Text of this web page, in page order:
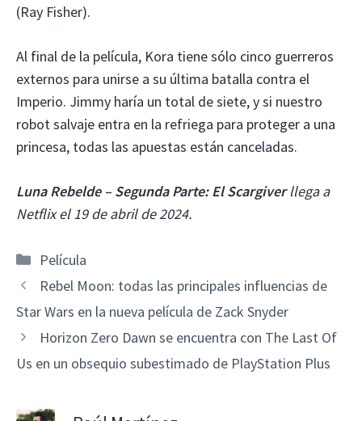
(Ray Fisher).
Al final de la película, Kora tiene sólo cinco guerreros
externos para unirse a su última batalla contra el
Imperio. Jimmy haría un total de siete, y si nuestro
robot salvaje entra en la refriega para proteger a una
princesa, todas las apuestas están canceladas.
Luna Rebelde – Segunda Parte: El Scargiverllega a
Netflix el 19 de abril de 2024.
Categorías
Película
Rebel Moon: todas las principales influencias de
Star Wars en la nueva película de Zack Snyder
Horizon Zero Dawn se encuentra con The Last Of
Us en un obsequio subestimado de PlayStation Plus